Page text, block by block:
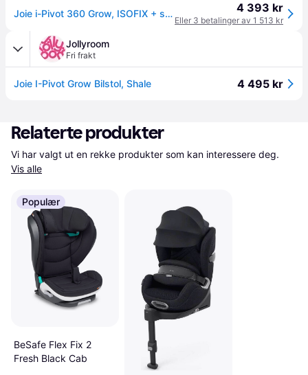
Joie i-Pivot 360 Grow, ISOFIX + setebelte, 0+/1/2/3 (0 - 36kg 0 måneder - 12 år), 5-punkt, Sidebeskyttelse, Hode-støtte, Vaskbart trekk 4 393 kr
Eller 3 betalinger av 1 513 kr
Jollyroom
Fri frakt
Joie I-Pivot Grow Bilstol, Shale 4 495 kr
Relaterte produkter
Vis alle
Populær
BeSafe Flex Fix 2
Fresh Black Cab